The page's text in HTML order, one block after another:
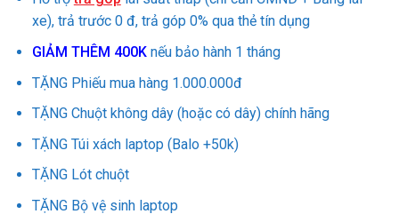
3.990.000₫.
xe), trả trước 0 đ, trả góp 0% qua thẻ tín dụng
GIẢM THÊM 400Knếu bảo hành 1 tháng
TẶNG Phiếu mua hàng 1.000.000đ
TẶNG Chuột không dây (hoặc có dây) chính hãng
TẶNG Túi xách laptop (Balo +50k)
TẶNG Lót chuột
TẶNG Bộ vệ sinh laptop